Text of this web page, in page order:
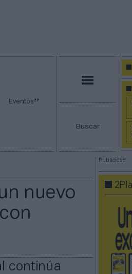
Eventos2P
Buscar
nuevo
continúa
Publicidad